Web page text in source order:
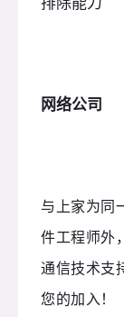
网络公司
与上家为同
件工程师外
通信技术支
您的加入！